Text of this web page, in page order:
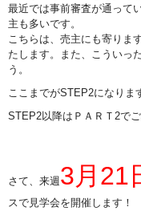
最近では事前審査が通って
主も多いです。
こちらは、売主にも寄りま
たします。また、こういっ
う。
ここまでがSTEP2になりま
STEP2以降はＰＡＲＴ2で
さて、来週3月 21
スで見学会を開催します！